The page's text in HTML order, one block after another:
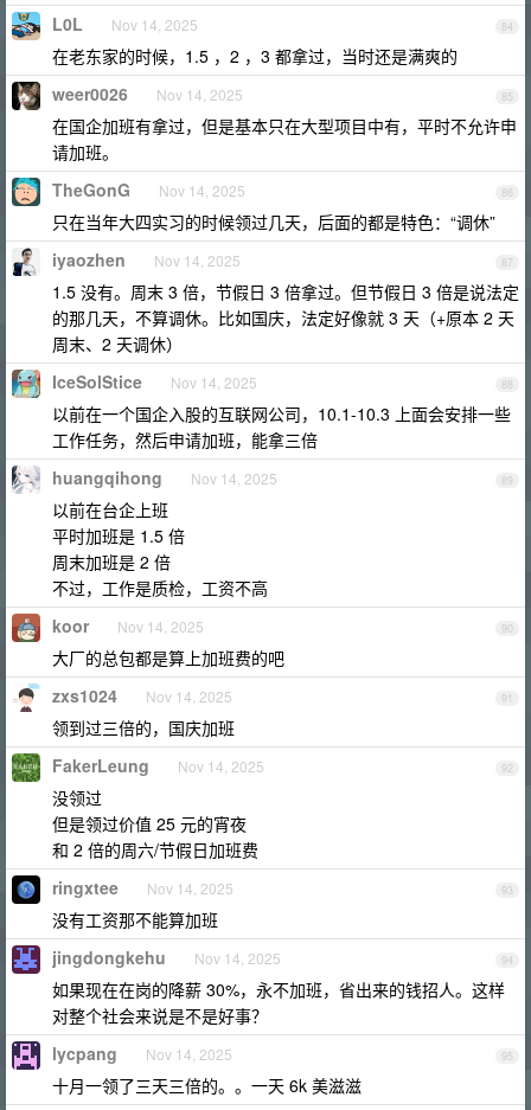
84
L0L Nov 14, 2025
在老东家的时候，1.5 ，2 ，3 都拿过，当时还是满爽的
85
weer0026 Nov 14, 2025
在国企加班有拿过，但是基本只在大型项目中有，平时不允许申
请加班。
86
TheGonG Nov 14, 2025
只在当年大四实习的时候领过几天，后面的都是特色：“调休”
87
iyaozhen Nov 14, 2025
1.5 没有。周末 3 倍，节假日 3 倍拿过。但节假日 3 倍是说法定
的那几天，不算调休。比如国庆，法定好像就 3 天（+原本 2 天
周末、2 天调休）
88
IceSolStice Nov 14, 2025
以前在一个国企入股的互联网公司，10.1-10.3 上面会安排一些
工作任务，然后申请加班，能拿三倍
89
huangqihong Nov 14, 2025
以前在台企上班
平时加班是 1.5 倍
周末加班是 2 倍
不过，工作是质检，工资不高
90
koor Nov 14, 2025
大厂的总包都是算上加班费的吧
91
zxs1024 Nov 14, 2025
领到过三倍的，国庆加班
92
FakerLeung Nov 14, 2025
没领过
但是领过价值 25 元的宵夜
和 2 倍的周六/节假日加班费
93
ringxtee Nov 14, 2025
没有工资那不能算加班
94
jingdongkehu Nov 14, 2025
如果现在在岗的降薪 30%，永不加班，省出来的钱招人。这样
对整个社会来说是不是好事？
95
lycpang Nov 14, 2025
十月一领了三天三倍的。。一天 6k 美滋滋